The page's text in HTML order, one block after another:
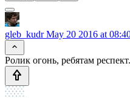
gleb_kudrMay 20 2016 at
Ролик огонь, ребятам респект.